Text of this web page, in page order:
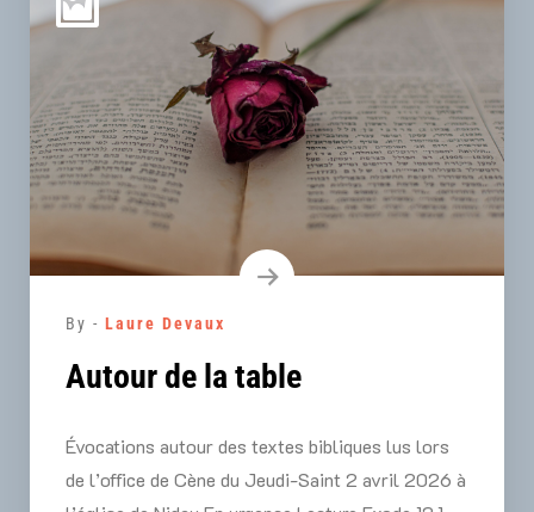
By - Laure Devaux
Autour de la table
Évocations autour des textes bibliques lus lors
de l’office de Cène du Jeudi-Saint 2 avril 2026 à